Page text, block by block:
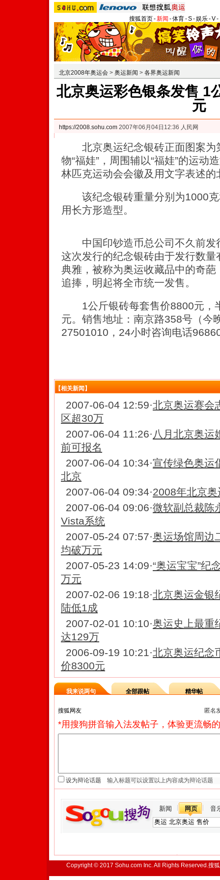
搜狐首页-新闻 -体育-S-娱乐-V-
北京2008年奥运会 > 奥运新闻 > 各界奥运新闻
北京奥运彩色银条发售 1
元
https://2008.sohu.com 2007年06月04日12:36 人民网
北京奥运纪念银砖正面图案为
物“福娃”，周围辅以“福娃”的运动
林匹克运动会会徽及用文字表述
该纪念银砖重量分别为1000克
用长方形造型。
中国印钞造币总公司不久前发
这次发行的纪念银砖由于发行数
典雅，被称为奥运收藏品中的奇
追捧，明起将全市统一发售。
1公斤银砖每套售价8800元，
元。销售地址：南京路358号（今
27501010，24小时咨询电话
【相关新闻】
2007-06-04 12:59·北京奥运赛会
区超30万
2007-06-04 11:26· 八月北京奥运
前可报名
2007-06-04 10:34·宣传绿色奥运
北京
2007-06-04 09:34·2008年北京
2007-06-04 09:06·微软副总裁陈
Vista系统
2007-05-24 07:57·奥运场馆周边
均破万元
2007-05-23 14:09·“奥运宝宝”纪
万元
2007-02-06 19:18·北京奥运金银
陆低1成
2007-02-01 10:10·奥运史上最重
达129万
2006-09-19 10:21·北京奥运纪念
价8300元
我来说两句 全部跟帖 精华帖
匿名
*用搜狗拼音输入法发帖子，体验更流畅
设为辩论话题
新闻 网页 音
Copyright © 2017 Sohu.com Inc. All Rights Reserved.搜